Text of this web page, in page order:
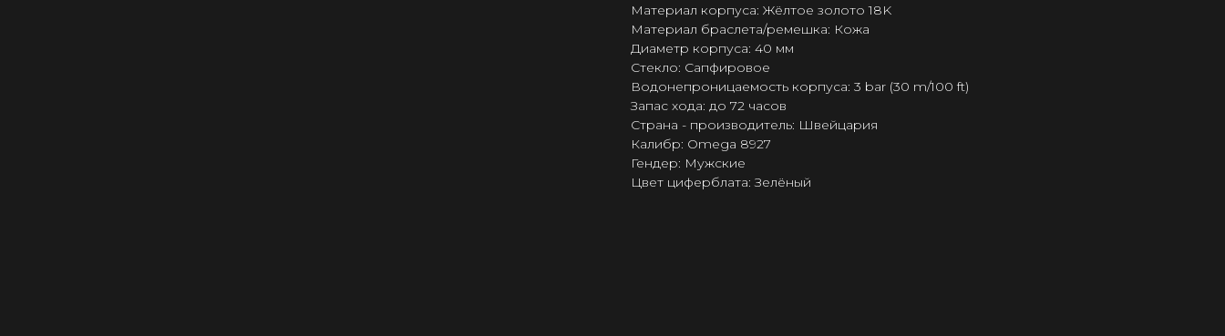
Материал корпуса: Жёлтое золото 18K
Материал браслета/ремешка: Кожа
Диаметр корпуса: 40 мм
Стекло: Сапфировое
Водонепроницаемость корпуса: 3 bar (30 m/100 ft)
Запас хода: до 72 часов
Страна - производитель: Швейцария
Калибр: Omega 8927
Гендер: Мужские
Цвет циферблата: Зелёный